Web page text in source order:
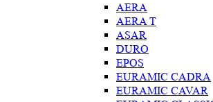
AERA
AERA T
ASAR
DURO
EPOS
EURAMIC CADRA
EURAMIC CAVAR